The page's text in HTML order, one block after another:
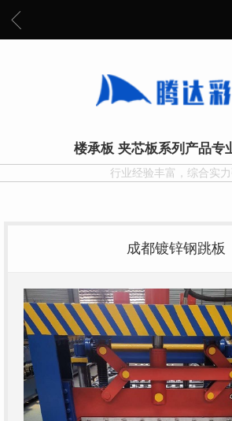
楼承板 夹芯板系列产品专
行业经验丰富，综合实
成都镀锌钢跳板